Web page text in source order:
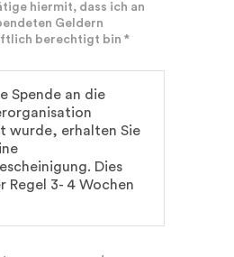
hiermit, dass ich an
Geldern
berechtigt bin *
Spende an die
wurde, erhalten Sie
Dies
Regel 3- 4 Wochen